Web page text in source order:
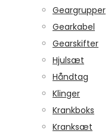
Geargrupper
Gearkabel
Gearskifter
Hjulsæt
Håndtag
Klinger
Krankboks
Kranksæt